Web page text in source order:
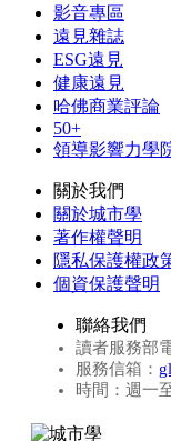
影音專區
遠見雜誌
ESG遠見
健康遠見
哈佛商業評論
50+
領導影響力學
關於我們
關於城市學
著作權聲明
隱私保護權政
個資保護聲明
聯絡我們
讀者服務部
服務信箱：
時間：週一